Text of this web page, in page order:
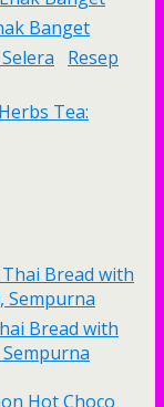
Banget
Resep
Tea:
Bread with
Hot Choco